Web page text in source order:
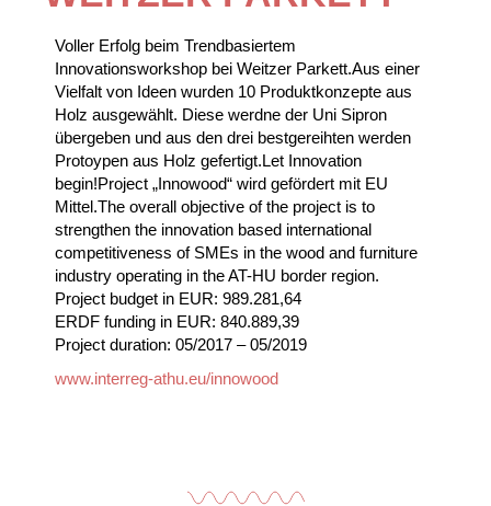
Voller Erfolg beim Trendbasiertem
Innovationsworkshop bei Weitzer Parkett.Aus einer
Vielfalt von Ideen wurden 10 Produktkonzepte aus
Holz ausgewählt. Diese werdne der Uni Sipron
übergeben und aus den drei bestgereihten werden
Protoypen aus Holz gefertigt.Let Innovation
begin!Project „Innowood“ wird gefördert mit EU
Mittel.The overall objective of the project is to
strengthen the innovation based international
competitiveness of SMEs in the wood and furniture
industry operating in the AT-HU border region.
Project budget in EUR: 989.281,64
ERDF funding in EUR: 840.889,39
Project duration: 05/2017 – 05/2019
www.interreg-athu.eu/innowood